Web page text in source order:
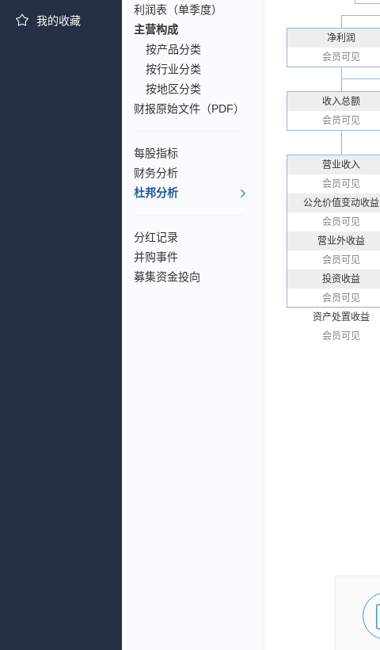
我的收藏
利润表（单季度）
主营构成
按产品分类
按行业分类
按地区分类
财报原始文件（PDF）
每股指标
财务分析
杜邦分析
分红记录
并购事件
募集资金投向
净利润
会员可见
收入总额
会员可见
营业收入
会员可见
公允价值变动收益
会员可见
营业外收益
会员可见
投资收益
会员可见
资产处置收益
会员可见